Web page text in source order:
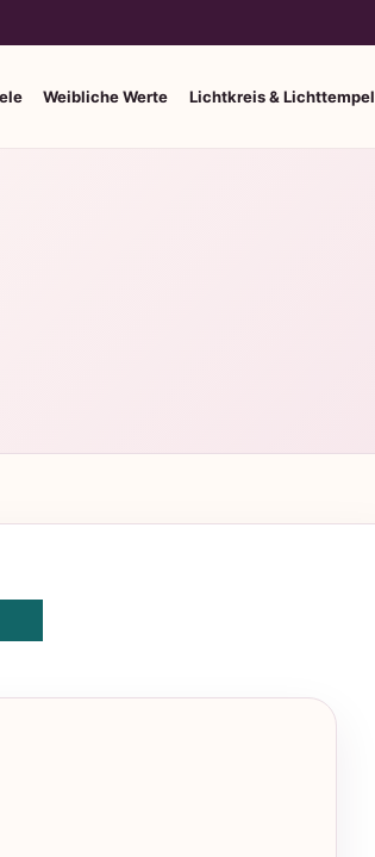
Weibliche Werte Lichtkreis & Lichttempel